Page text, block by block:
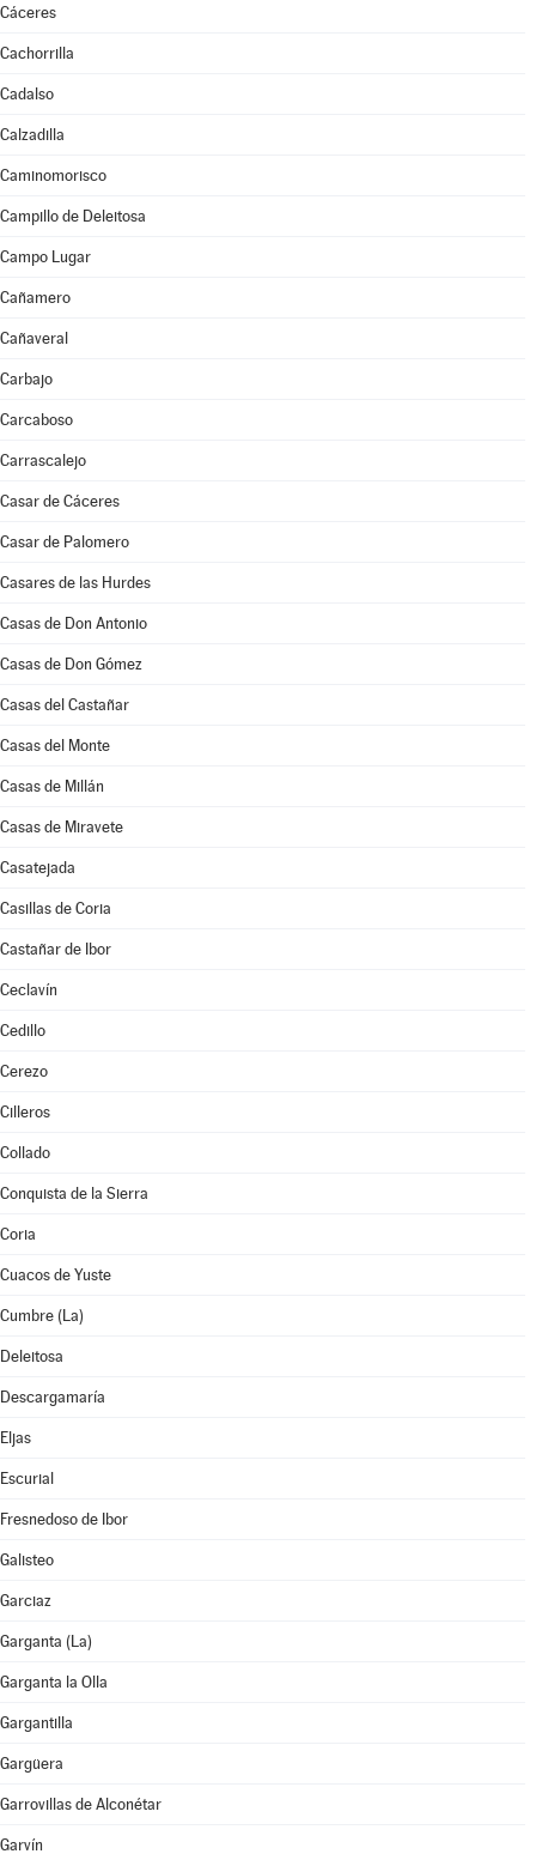
Cáceres
Cachorrilla
Cadalso
Calzadilla
Caminomorisco
Campillo de Deleitosa
Campo Lugar
Cañamero
Cañaveral
Carbajo
Carcaboso
Carrascalejo
Casar de Cáceres
Casar de Palomero
Casares de las Hurdes
Casas de Don Antonio
Casas de Don Gómez
Casas del Castañar
Casas del Monte
Casas de Millán
Casas de Miravete
Casatejada
Casillas de Coria
Castañar de Ibor
Ceclavín
Cedillo
Cerezo
Cilleros
Collado
Conquista de la Sierra
Coria
Cuacos de Yuste
Cumbre (La)
Deleitosa
Descargamaría
Eljas
Escurial
Fresnedoso de Ibor
Galisteo
Garciaz
Garganta (La)
Garganta la Olla
Gargantilla
Gargüera
Garrovillas de Alconétar
Garvín